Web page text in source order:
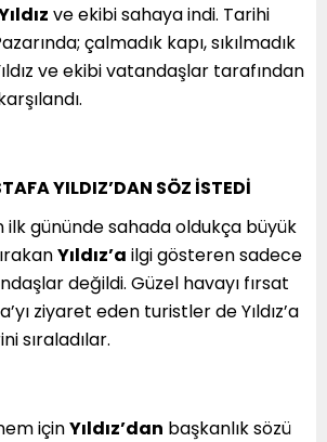
ve ekibi sahaya indi. Tarihi
çalmadık kapı, sıkılmadık
ve ekibi vatandaşlar tarafından
YILDIZ’DAN SÖZ İSTEDİ
ilk gününde sahada oldukça büyük
Yıldız’a ilgi gösteren sadece
değildi. Güzel havayı fırsat
ziyaret eden turistler de Yıldız’a
sıraladılar.
içinYıldız’dan başkanlık sözü